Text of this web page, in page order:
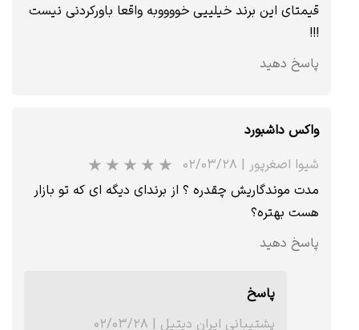
★★★★★
قیمتای این برند خیلییی خووووبه واقعا باورکردنی نیست
!!!
پاسخ دهید
واکس داشبورد
شیوا اصغرپور | ۰۲/۰۳/۲۸
مدت موندگاریش چقدره ؟ از برندای دیگه ای که تو بازار
هست بهتره؟
پاسخ دهید
پاسخ
پشتیبانی ایران دیتیل | ۰۲/۰۳/۲۸